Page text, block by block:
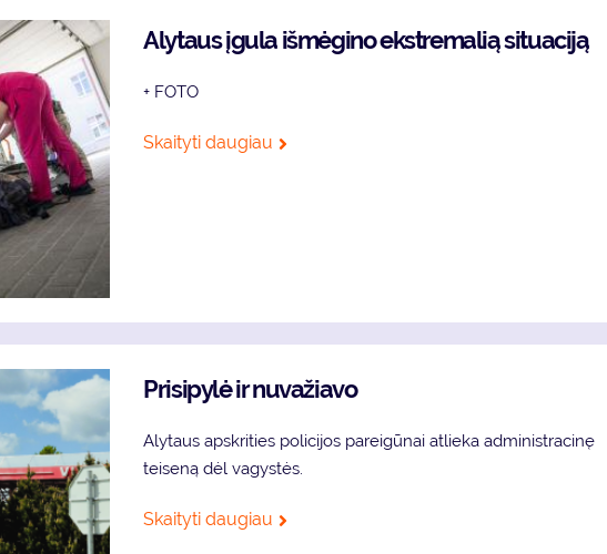
Alytaus įgula išmėgino ekstremalią situaciją
+ FOTO
Skaityti daugiau
Prisipylė ir nuvažiavo
Alytaus apskrities policijos pareigūnai atlieka administracinę
teiseną dėl vagystės.
Skaityti daugiau